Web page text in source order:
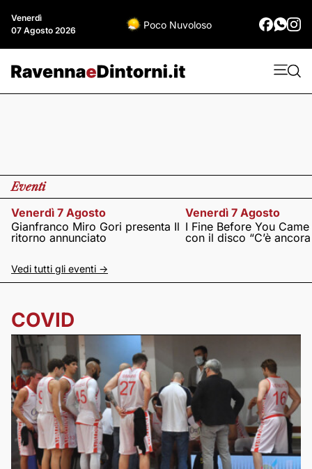
Venerdì
07 Agosto 2026
Poco Nuvoloso
Eventi
Venerdì 7 Agosto
Gianfranco Miro Gori presenta Il
ritorno annunciato
Venerdì 7 Agosto
I Fine Before You
con il disco “C’è
Vedi tutti gli eventi ->
COVID